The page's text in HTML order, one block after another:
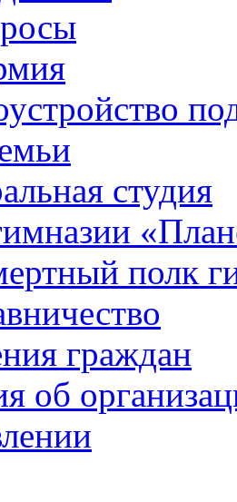
студия
полк
граждан
об